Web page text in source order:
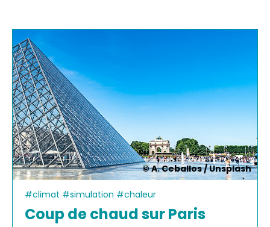
© A. Ceballos / Unsplash
#climat #simulation #chaleur
Coup de chaud sur Paris